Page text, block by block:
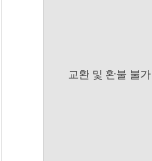
교환 및 환불 불가